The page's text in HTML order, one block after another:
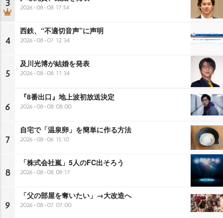
3 2026-08-08 17:54
4
西鉄、“不適切音声”に声明
2026-08-07 12:34
5
及川光博が結婚を発表
2026-08-08 11:34
6
『8番出口』地上波初放送決定
2026-08-08 08:00
7
自宅で「温泉卵」を簡単に作る方法
2026-08-06 15:10
8
「株式会社嵐」5人のFC出そろう
2026-08-08 09:17
9
「父の部屋を奪いたい」→大改造へ
2026-08-07 07:00